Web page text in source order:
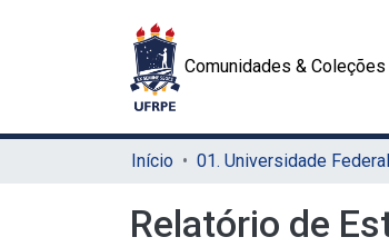
Comunidades & Coleções
Início
Relatório de